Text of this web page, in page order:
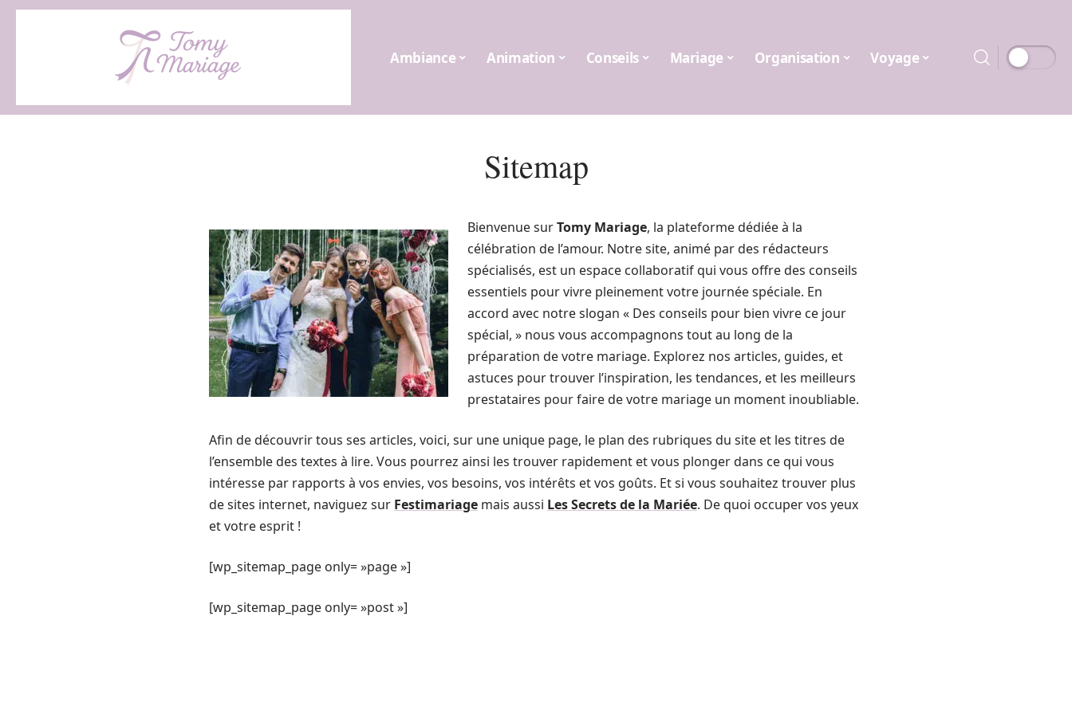
Ambiance Animation Conseils Mariage Organisation Voyage
Sitemap
Bienvenue surTomy Mariage, la plateforme dédiée à la
célébration de l’amour. Notre site, animé par des rédacteurs
spécialisés, est un espace collaboratif qui vous offre des conseils
essentiels pour vivre pleinement votre journée spéciale. En
accord avec notre slogan « Des conseils pour bien vivre ce jour
spécial, » nous vous accompagnons tout au long de la
préparation de votre mariage. Explorez nos articles, guides, et
astuces pour trouver l’inspiration, les tendances, et les meilleurs
prestataires pour faire de votre mariage un moment inoubliable.
Afin de découvrir tous ses articles, voici, sur une unique page, le plan des rubriques du site et les titres de
l’ensemble des textes à lire. Vous pourrez ainsi les trouver rapidement et vous plonger dans ce qui vous
intéresse par rapports à vos envies, vos besoins, vos intérêts et vos goûts. Et si vous souhaitez trouver plus
de sites internet, naviguez sur Festimariage mais aussi Les Secrets de la Mariée. De quoi occuper vos yeux
et votre esprit !
[wp_sitemap_page only= »page »]
[wp_sitemap_page only= »post »]